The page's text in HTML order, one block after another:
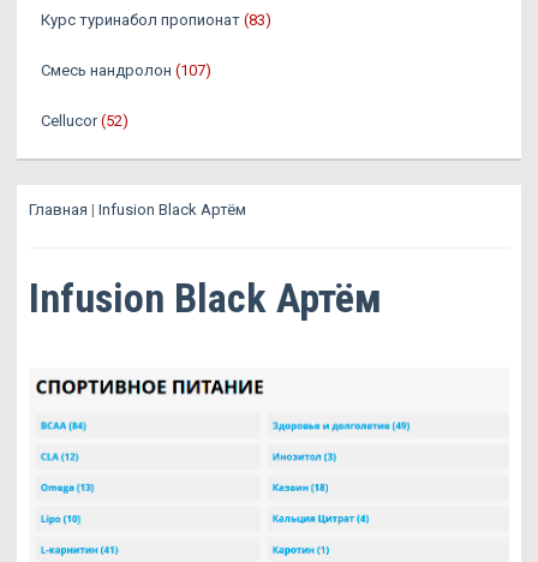
Курс туринабол пропионат (83)
Смесь нандролон (107)
Cellucor (52)
Главная | Infusion Black Артём
Infusion Black Артём